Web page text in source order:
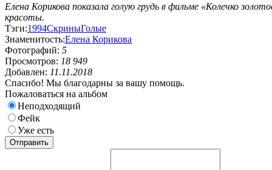
Елена Корикова показала голую грудь в фильме «Колечко
красоты.
Тэги:1994СкриныГолые
Знаменитость:Елена Корикова
Фотографий: 5
Просмотров: 18 949
Добавлен: 11.11.2018
Спасибо! Мы благодарны за вашу помощь.
Пожаловаться на альбом
Неподходящий
Фейк
Уже есть